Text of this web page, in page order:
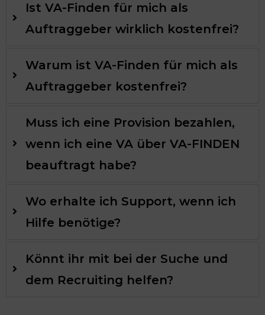
Ist VA-Finden für mich als
Auftraggeber wirklich kostenfrei?
Warum ist VA-Finden für mich als
Auftraggeber kostenfrei?
Muss ich eine Provision bezahlen,
wenn ich eine VA über VA-FINDEN
beauftragt habe?
Wo erhalte ich Support, wenn ich
Hilfe benötige?
Könnt ihr mit bei der Suche und
dem Recruiting helfen?